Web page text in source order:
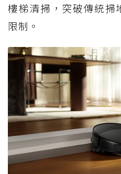
樓梯清掃，突破傳統掃
限制。